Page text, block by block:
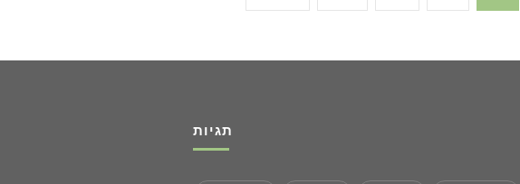
pagination
page
תגיות